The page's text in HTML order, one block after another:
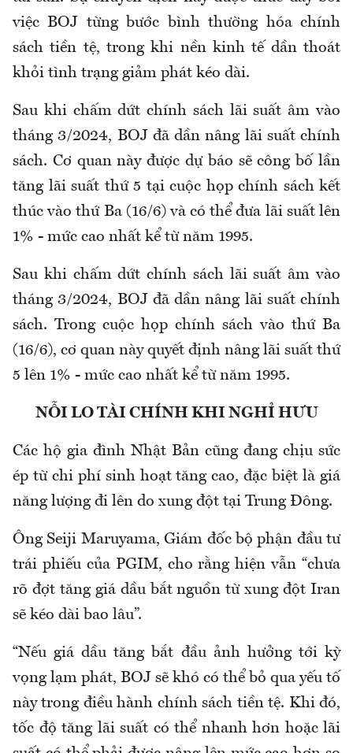
việc BOJ từng bước bình thường hóa chính
sách tiền tệ, trong khi nền kinh tế dần thoát
khỏi tình trạng giảm phát kéo dài.
Sau khi chấm dứt chính sách lãi suất âm vào
tháng 3/2024, BOJ đã dần nâng lãi suất chính
sách. Cơ quan này được dự báo sẽ công bố lần
tăng lãi suất thứ 5 tại cuộc họp chính sách kết
thúc vào thứ Ba (16/6) và có thể đưa lãi suất lên
1% - mức cao nhất kể từ năm 1995.
Sau khi chấm dứt chính sách lãi suất âm vào
tháng 3/2024, BOJ đã dần nâng lãi suất chính
sách. Trong cuộc họp chính sách vào thứ Ba
(16/6), cơ quan này quyết định nâng lãi suất thứ
5 lên 1% - mức cao nhất kể từ năm 1995.
NỖI LO TÀI CHÍNH KHI NGHỈ HƯU
Các hộ gia đình Nhật Bản cũng đang chịu sức
ép từ chi phí sinh hoạt tăng cao, đặc biệt là giá
năng lượng đi lên do xung đột tại Trung Đông.
Ông Seiji Maruyama, Giám đốc bộ phận đầu tư
trái phiếu của PGIM, cho rằng hiện vẫn “chưa
rõ đợt tăng giá dầu bắt nguồn từ xung đột Iran
sẽ kéo dài bao lâu”.
“Nếu giá dầu tăng bắt đầu ảnh hưởng tới kỳ
vọng lạm phát, BOJ sẽ khó có thể bỏ qua yếu tố
này trong điều hành chính sách tiền tệ. Khi đó,
tốc độ tăng lãi suất có thể nhanh hơn hoặc lãi